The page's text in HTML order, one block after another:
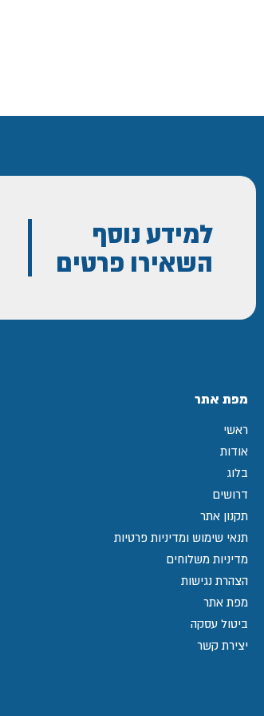
למידע נוסף
השאירו פרטים
מפת אתר
ראשי
אודות
בלוג
דרושים
תקנון אתר
תנאי שימוש ומדיניות פרטיות
מדיניות משלוחים
הצהרת נגישות
מפת אתר
ביטול עסקה
יצירת קשר